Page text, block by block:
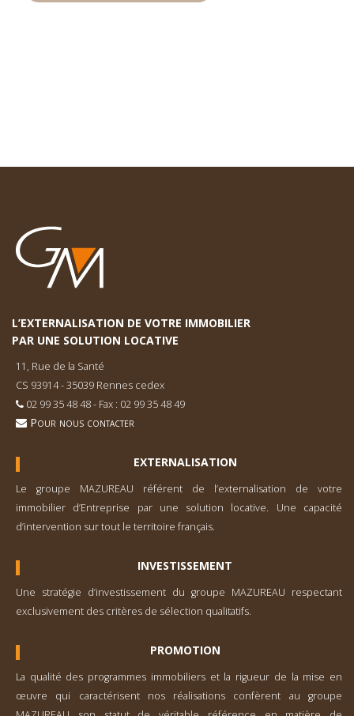
L’EXTERNALISATION DE VOTRE IMMOBILIER
PAR UNE SOLUTION LOCATIVE
11, Rue de la Santé
CS 93914 - 35039 Rennes cedex
02 99 35 48 48 - Fax : 02 99 35 48 49
Pour nous contacter
EXTERNALISATION
Le groupe MAZUREAU référent de l’externa­lisation de votre
immobilier d’Entreprise par une solution locative. Une capacité
d’inter­vention sur tout le territoire français.
INVESTISSEMENT
Une stratégie d’investisse­ment du groupe MAZUREAU respectant
exclusivement des critères de sélection qualitatifs.
PROMOTION
La qualité des programmes immobiliers et la rigueur de la mise en
œuvre qui caractérisent nos réalisations confèrent au groupe